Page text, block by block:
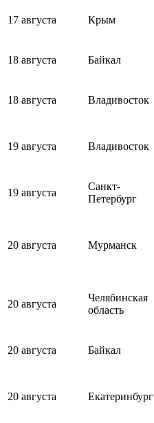
17 августа Крым
18 августа Байкал
18 августа Владивосток
19 августа Владивосток
19 августа
Санкт-
Петербург
20 августа Мурманск
20 августа
Челябинская
область
20 августа Байкал
20 августа Екатеринбург